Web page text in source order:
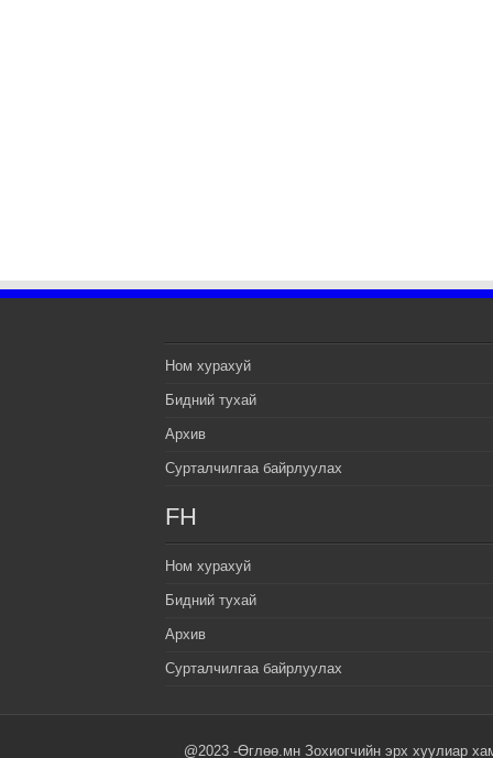
Ном хурахуй
Бидний тухай
Архив
Сурталчилгаа байрлуулах
FH
Ном хурахуй
Бидний тухай
Архив
Сурталчилгаа байрлуулах
@2023 -Өглөө.мн Зохиогчийн эрх хуулиар